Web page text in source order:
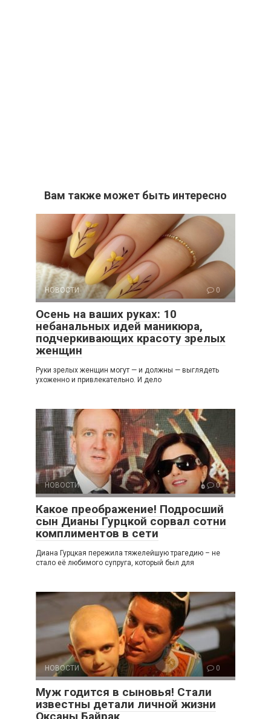
Вам также может быть интересно
НОВОСТИ 0
Осень на ваших руках: 10
небанальных идей маникюра,
подчеркивающих красоту зрелых
женщин
Руки зрелых женщин могут — и должны — выглядеть
ухоженно и привлекательно. И дело
НОВОСТИ 0
Какое преображение! Подросший
сын Дианы Гурцкой сорвал сотни
комплиментов в сети
Диана Гурцкая пережила тяжелейшую трагедию – не
стало её любимого супруга, который был для
НОВОСТИ 0
Муж годится в сыновья! Стали
известны детали личной жизни